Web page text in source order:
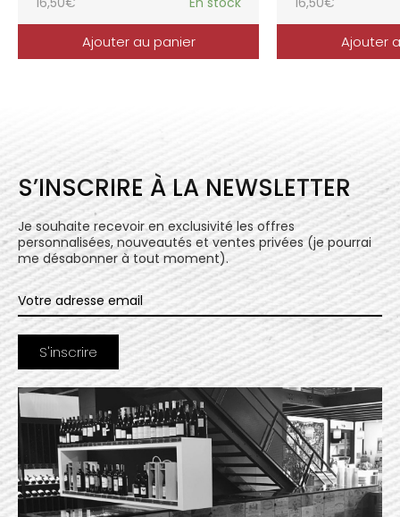
Ajouter au panier Ajouter
S’INSCRIRE À LA NEWSLETTER
Je souhaite recevoir en exclusivité les offres
personnalisées, nouveautés et ventes privées (je pourrai
me désabonner à tout moment).